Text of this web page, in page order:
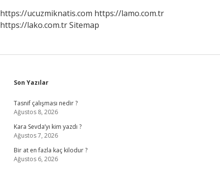
https://ucuzmiknatis.com https://lamo.com.tr
https://lako.com.trSitemap
Sidebar
Son Yazılar
Tasnif çalışması nedir ?
Ağustos 8, 2026
Kara Sevda’yı kim yazdı ?
Ağustos 7, 2026
Bir at en fazla kaç kilodur ?
Ağustos 6, 2026